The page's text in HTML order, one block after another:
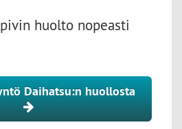
huolto nopeasti
Daihatsu:n huollosta